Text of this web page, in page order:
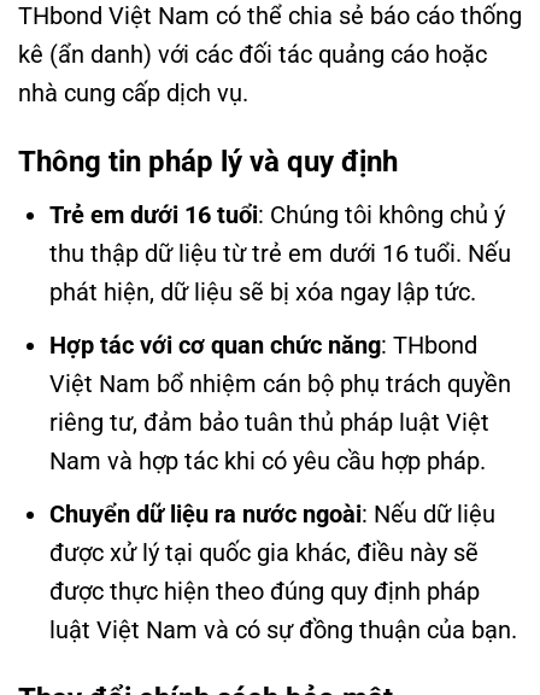
THbond Việt Nam có thể chia sẻ báo cáo thống
kê (ẩn danh) với các đối tác quảng cáo hoặc
nhà cung cấp dịch vụ.
Thông tin pháp lý và quy định
Trẻ em dưới 16 tuổi: Chúng tôi không chủ ý
thu thập dữ liệu từ trẻ em dưới 16 tuổi. Nếu
phát hiện, dữ liệu sẽ bị xóa ngay lập tức.
Hợp tác với cơ quan chức năng: THbond
Việt Nam bổ nhiệm cán bộ phụ trách quyền
riêng tư, đảm bảo tuân thủ pháp luật Việt
Nam và hợp tác khi có yêu cầu hợp pháp.
Chuyển dữ liệu ra nước ngoài: Nếu dữ liệu
được xử lý tại quốc gia khác, điều này sẽ
được thực hiện theo đúng quy định pháp
luật Việt Nam và có sự đồng thuận của bạn.